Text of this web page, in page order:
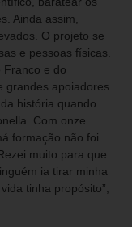
Ainda assim,
O projeto se
e pessoas físicas.
Franco e do
grandes apoiadores
história quando
Com onze
formação não foi
muito para que
ia tirar minha
tinha propósito”,